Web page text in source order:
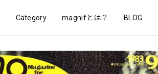
Category magnifとは？ BLOG